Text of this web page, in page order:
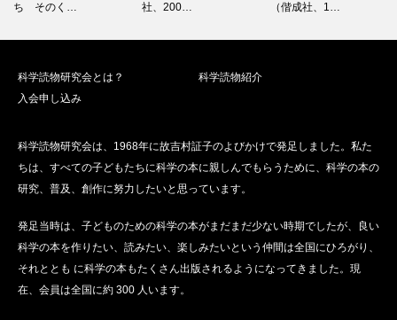
ち そのく…
社、200…
（偕成社、1…
科学読物研究会とは？
科学読物紹介
入会申し込み
科学読物研究会は、1968年に故吉村証子のよびかけで発足しました。私た
ちは、すべての子どもたちに科学の本に親しんでもらうために、科学の本の
研究、普及、創作に努力したいと思っています。
発足当時は、子どものための科学の本がまだまだ少ない時期でしたが、良い
科学の本を作りたい、読みたい、楽しみたいという仲間は全国にひろがり、
それととも に科学の本もたくさん出版されるようになってきました。現
在、会員は全国に約 300 人います。